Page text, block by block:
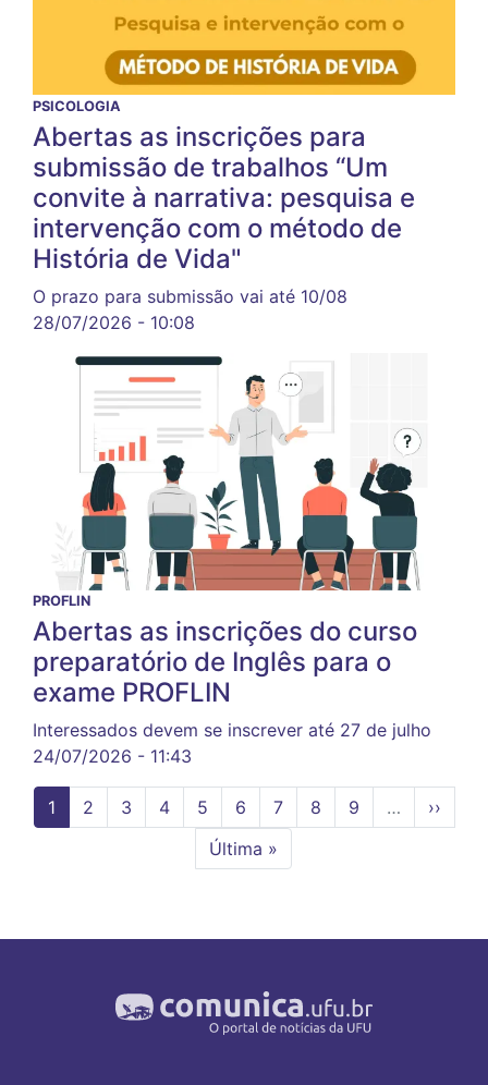
PSICOLOGIA
Abertas as inscrições para
submissão de trabalhos “Um
convite à narrativa: pesquisa e
intervenção com o método de
História de Vida"
O prazo para submissão vai até 10/08
28/07/2026 - 10:08
PROFLIN
Abertas as inscrições do curso
preparatório de Inglês para o
exame PROFLIN
Interessados devem se inscrever até 27 de julho
24/07/2026 - 11:43
Página
atual
1 Page
2 Page
3 Page
4 Page
5 Page
6 Page
7 Page
8 Page
9 …
página
››
Última
página
Última »